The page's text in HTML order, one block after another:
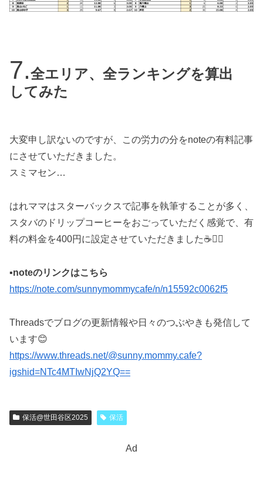
全エリア、全ランキングを算出
してみた
大変申し訳ないのですが、この労力の分をnoteの有料記事
にさせていただきました。
スミマセン…
はれママはスターバックスで記事を執筆することが多く、
スタバのドリップコーヒーをおごっていただく感覚で、有
料の料金を400円に設定させていただきました☕️🙇‍♀️
▪️noteのリンクはこちら
https://note.com/sunnymommycafe/n/n15592c0062f5
Threadsでブログの更新情報や日々のつぶやきも発信して
います😊
https://www.threads.net/@sunny.mommy.cafe?
igshid=NTc4MTIwNjQ2YQ==
保活@世田谷区2025 保活
Ad